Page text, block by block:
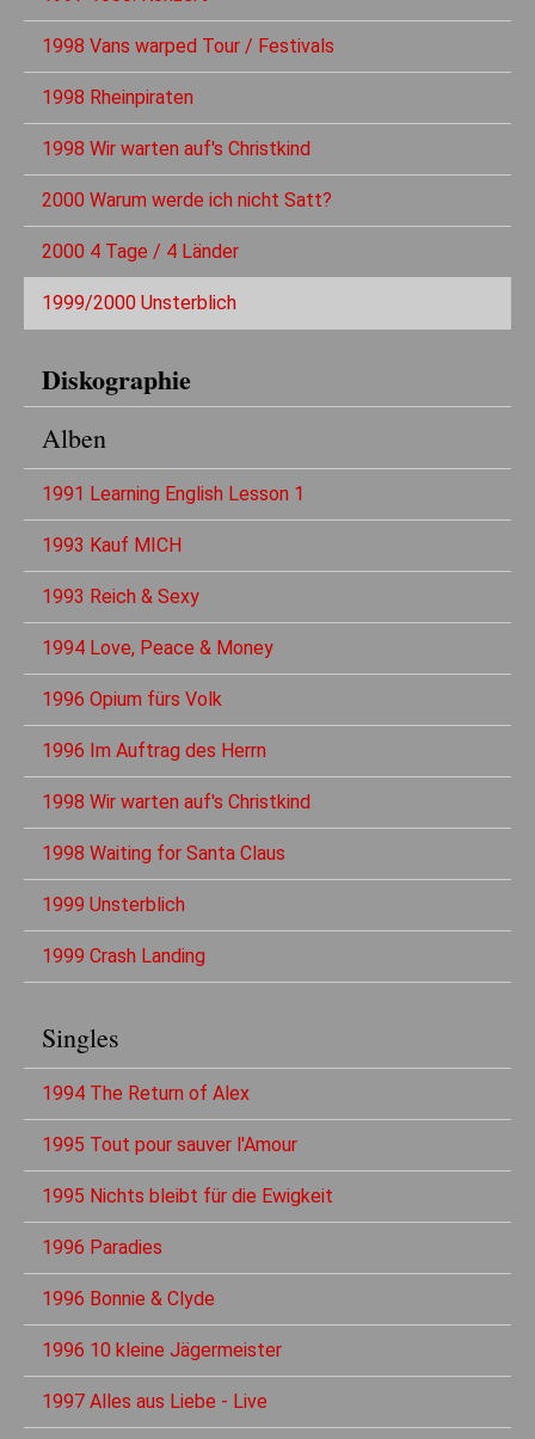
1998 Vans warped Tour / Festivals
1998 Rheinpiraten
1998 Wir warten auf's Christkind
2000 Warum werde ich nicht Satt?
2000 4 Tage / 4 Länder
1999/2000 Unsterblich
Diskographie
Alben
1991 Learning English Lesson 1
1993 Kauf MICH
1993 Reich & Sexy
1994 Love, Peace & Money
1996 Opium fürs Volk
1996 Im Auftrag des Herrn
1998 Wir warten auf's Christkind
1998 Waiting for Santa Claus
1999 Unsterblich
1999 Crash Landing
Singles
1994 The Return of Alex
1995 Tout pour sauver l'Amour
1995 Nichts bleibt für die Ewigkeit
1996 Paradies
1996 Bonnie & Clyde
1996 10 kleine Jägermeister
1997 Alles aus Liebe - Live